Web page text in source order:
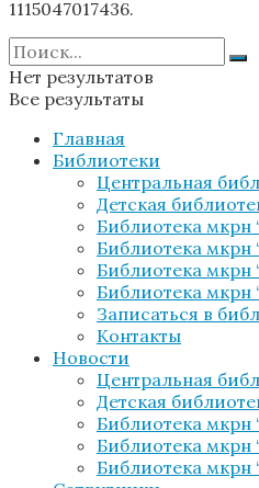
1115047017436.
Нет результатов
Все результаты
Главная
Библиотеки
Центральная
Детская
Библиотека мкрн
Библиотека мкрн
Библиотека
Библиотека мкрн
Записаться в
Контакты
Новости
Центральная
Детская
Библиотека мкрн
Библиотека мкрн
Библиотека мкрн